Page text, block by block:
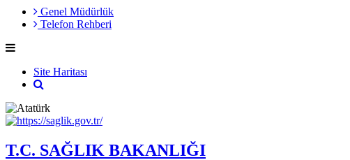
Genel Müdürlük
Telefon Rehberi
Site Haritası
T.C. SAĞLIK BAKANLIĞI